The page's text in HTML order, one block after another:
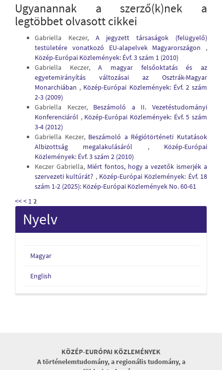
Ugyanannak a szerző(k)nek a
legtöbbet olvasott cikkei
Gabriella Keczer, A jegyzett társaságok (felügyelő)
testületére vonatkozó EU-alapelvek Magyarországon ,
Közép-Európai Közlemények: Évf. 3 szám 1 (2010)
Gabriella Keczer,A magyar felsőoktatás és az
egyetemirányítás változásai az Osztrák-Magyar
Monarchiában , Közép-Európai Közlemények: Évf. 2 szám
2-3 (2009)
Gabriella Keczer, Beszámoló a II. Vezetéstudományi
Konferenciáról , Közép-Európai Közlemények: Évf. 5 szám
3-4 (2012)
Gabriella Keczer, Beszámoló a Régiótörténeti Kutatások
Albizottság megalakulásáról , Közép-Európai
Közlemények: Évf. 3 szám 2 (2010)
Keczer Gabriella, Miért fontos, hogy a vezetők ismerjék a
szervezeti kultúrát? , Közép-Európai Közlemények: Évf. 18
szám 1-2 (2025): Közép-Európai Közlemények No. 60-61
<<< 12
Nyelv
Magyar
English
KÖZÉP-EURÓPAI KÖZLEMÉNYEK
A történelemtudomány, a regionális tudomány, a